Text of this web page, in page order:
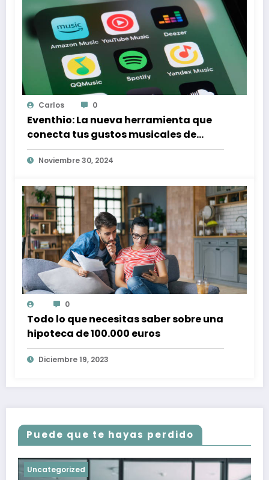
Carlos 0
Eventhio: La nueva herramienta que
conecta tus gustos musicales de
Spotify con conciertos en tu zona
Noviembre 30, 2024
0
Todo lo que necesitas saber sobre una
hipoteca de 100.000 euros
Diciembre 19, 2023
Puede que te hayas perdido
Uncategorized